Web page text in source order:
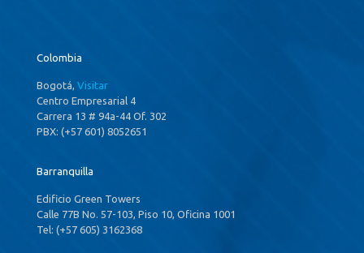
Colombia
Bogotá, Visitar
Centro Empresarial 4
Carrera 13 # 94a-44 Of. 302
PBX: (+57 601) 8052651
Barranquilla
Edificio Green Towers
Calle 77B No. 57-103, Piso 10, Oficina 1001
Tel: (+57 605) 3162368